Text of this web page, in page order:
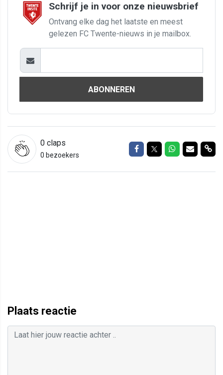
Schrijf je in voor onze nieuwsbrief
Ontvang elke dag het laatste en meest
gelezen FC Twente-nieuws in je mailbox.
ABONNEREN
0 claps
0 bezoekers
Delen op Facebook
Delen op Twitter
Delen op
Delen
Plaats reactie